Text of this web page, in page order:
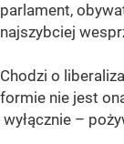
parlament,
najszybciej
Chodzi o
formie nie jest
wyłącznie –